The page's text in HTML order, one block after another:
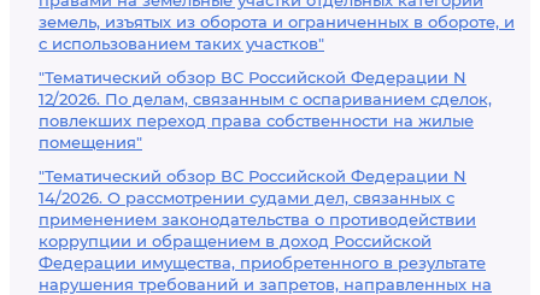
земель, изъятых из оборота и ограниченных в обороте, и
с использованием таких участков"
"Тематический обзор ВС Российской Федерации N
12/2026. По делам, связанным с оспариванием сделок,
повлекших переход права собственности на жилые
помещения"
"Тематический обзор ВС Российской Федерации N
14/2026. О рассмотрении судами дел, связанных с
применением законодательства о противодействии
коррупции и обращением в доход Российской
Федерации имущества, приобретенного в результате
нарушения требований и запретов, направленных на